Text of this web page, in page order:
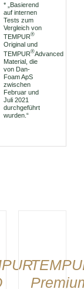
*
„Basierend
auf internen
Tests zum
Vergleich von
TEMPUR®
Original und
TEMPUR®Advanced
Material, die
von Dan-
Foam ApS
zwischen
Februar und
Juli 2021
durchgeführt
wurden.“